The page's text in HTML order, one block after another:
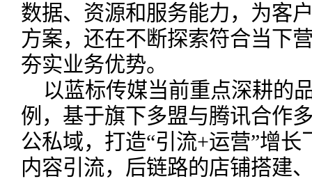
数据、资源和服务能力，为客
方案，还在不断探索符合当下
夯实业务优势。
以蓝标传媒当前重点深耕的
例，基于旗下多盟与腾讯合作
公私域，打造“引流+运营”增
内容引流，后链路的店铺搭建